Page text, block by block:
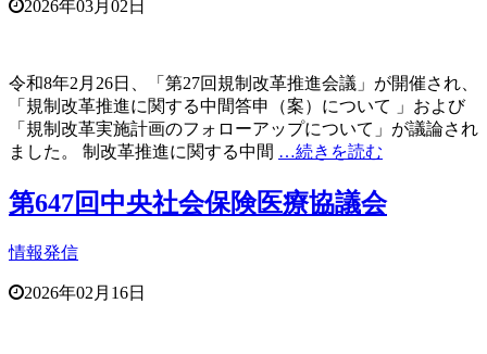
2026年03月02日
令和8年2月26日、「第27回規制改革推進会議」が開催され、
「規制改革推進に関する中間答申（案）について 」および
「規制改革実施計画のフォローアップについて」が議論され
ました。 制改革推進に関する中間 …続きを読む
第647回中央社会保険医療協議会
情報発信
2026年02月16日